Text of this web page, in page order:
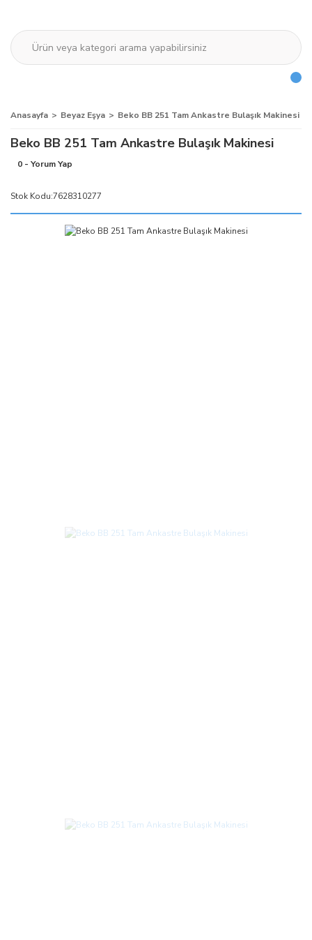
Anasayfa Beyaz Eşya Beko BB 251 Tam Ankastre Bulaşık Makinesi
Beko BB 251 Tam Ankastre Bulaşık Makinesi
0 - Yorum Yap
Stok Kodu:7628310277